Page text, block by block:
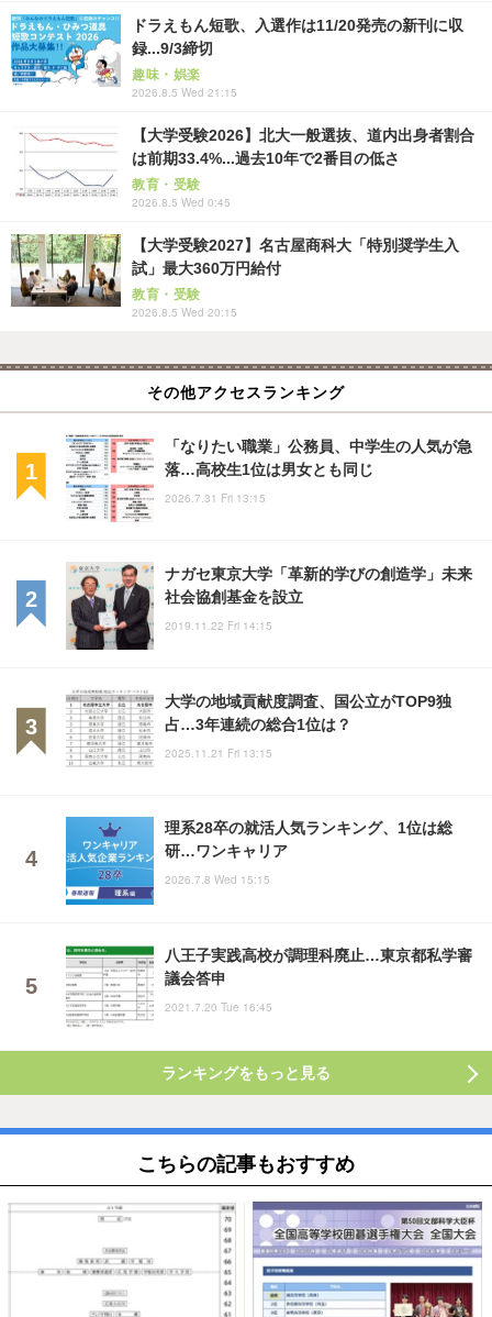
ドラえもん短歌、入選作は11/20発売の新刊に収
録...9/3締切
趣味・娯楽
2026.8.5 Wed 21:15
【大学受験2026】北大一般選抜、道内出身者割合
は前期33.4%...過去10年で2番目の低さ
教育・受験
2026.8.5 Wed 0:45
【大学受験2027】名古屋商科大「特別奨学生入
試」最大360万円給付
教育・受験
2026.8.5 Wed 20:15
その他アクセスランキング
「なりたい職業」公務員、中学生の人気が急
落…高校生1位は男女とも同じ
2026.7.31 Fri 13:15
ナガセ東京大学「革新的学びの創造学」未来
社会協創基金を設立
2019.11.22 Fri 14:15
大学の地域貢献度調査、国公立がTOP9独
占…3年連続の総合1位は？
2025.11.21 Fri 13:15
理系28卒の就活人気ランキング、1位は総
研…ワンキャリア
2026.7.8 Wed 15:15
八王子実践高校が調理科廃止…東京都私学審
議会答申
2021.7.20 Tue 16:45
ランキングをもっと見る
こちらの記事もおすすめ